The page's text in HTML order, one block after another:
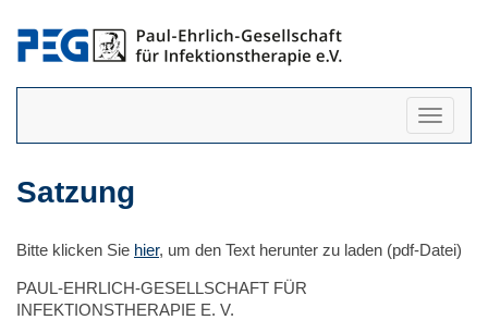
anzeigen
Satzung
Bitte klicken Sie hier, um den Text herunter zu laden (pdf-Datei)
PAUL-EHRLICH-GESELLSCHAFT FÜR
INFEKTIONSTHERAPIE E. V.